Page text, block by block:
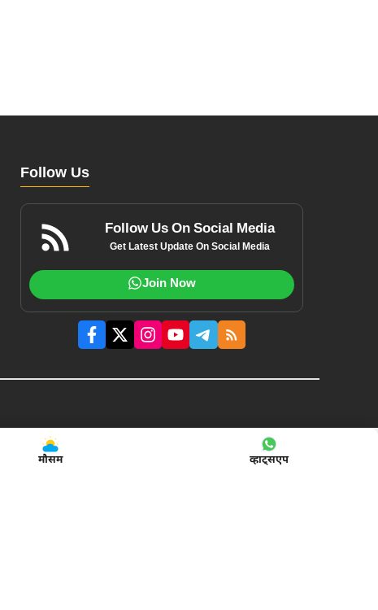
Follow Us
Follow Us On Social Media
Get Latest Update On Social Media
Join Now
मौसम व्हाट्सएप